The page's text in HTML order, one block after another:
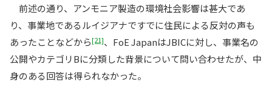
前述の通り、アンモニア製造の環境社会影響は甚大であ
り、事業地であるルイジアナですでに住民による反対の声も
あったことなどから[21]、FoE JapanはJBICに対し、事業名の
公開やカテゴリBに分類した背景について問い合わせたが、中
身のある回答は得られなかった。